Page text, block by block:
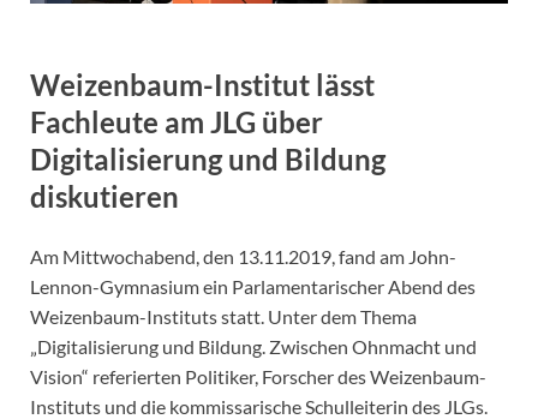
Weizenbaum-Institut lässt
Fachleute am JLG über
Digitalisierung und Bildung
diskutieren
Am Mittwochabend, den 13.11.2019, fand am John-
Lennon-Gymnasium ein Parlamentarischer Abend des
Weizenbaum-Instituts statt. Unter dem Thema
„Digitalisierung und Bildung. Zwischen Ohnmacht und
Vision“ referierten Politiker, Forscher des Weizenbaum-
Instituts und die kommissarische Schulleiterin des JLGs.